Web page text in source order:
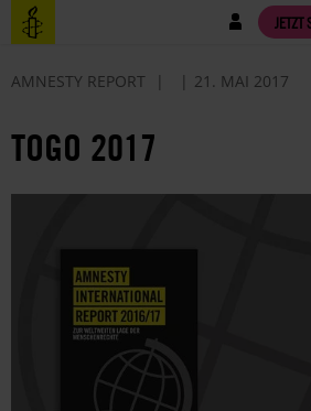
Direkt
zum
Benutzermenü JETZT
AMNESTY REPORT 21. MAI 2017
TOGO 2017